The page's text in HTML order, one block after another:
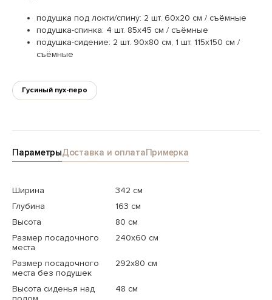
подушка под локти/спину: 2 шт. 60х20 см / съёмные
подушка-спинка: 4 шт. 85х45 см / съёмные
подушка-сидение: 2 шт. 90х80 см, 1 шт. 115х150 см /
съёмные
Гусиный пух-перо
ПараметрыДоставка и оплатаПримерка
Ширина
342 см
Глубина
163 см
Высота
80 см
Размер посадочного
места
240x60 см
Размер посадочного
места без подушек
292x80 см
Высота сиденья над
48 см